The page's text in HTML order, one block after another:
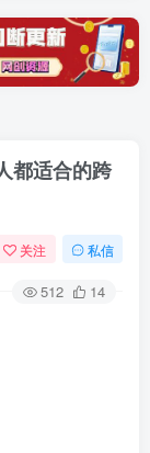
都适合的跨
关注 私信
512 14